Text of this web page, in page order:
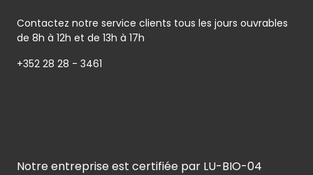
Contactez notre service clients tous les jours ouvrables
de 8h à 12h et de 13h à 17h
+352 28 28 - 3461
Notre entreprise est certifiée par LU-BIO-04